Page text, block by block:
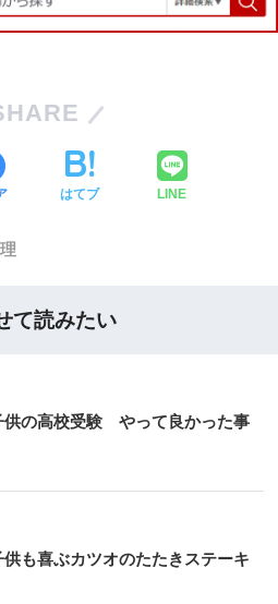
はてブ LINE
て読みたい
供の高校受験 やって良かった事
供も喜ぶカツオのたたきステーキ